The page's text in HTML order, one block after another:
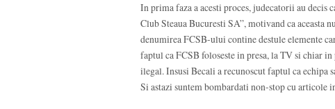
In prima faza a acesti proces, judecatorii au decis
Club Steaua Bucuresti SA”, motivand ca aceasta
denumirea FCSB-ului contine destule elemente
faptul ca FCSB foloseste in presa, la TV si chiar
ilegal. Insusi Becali a recunoscut faptul ca echipa
Si astazi suntem bombardati non-stop cu articole